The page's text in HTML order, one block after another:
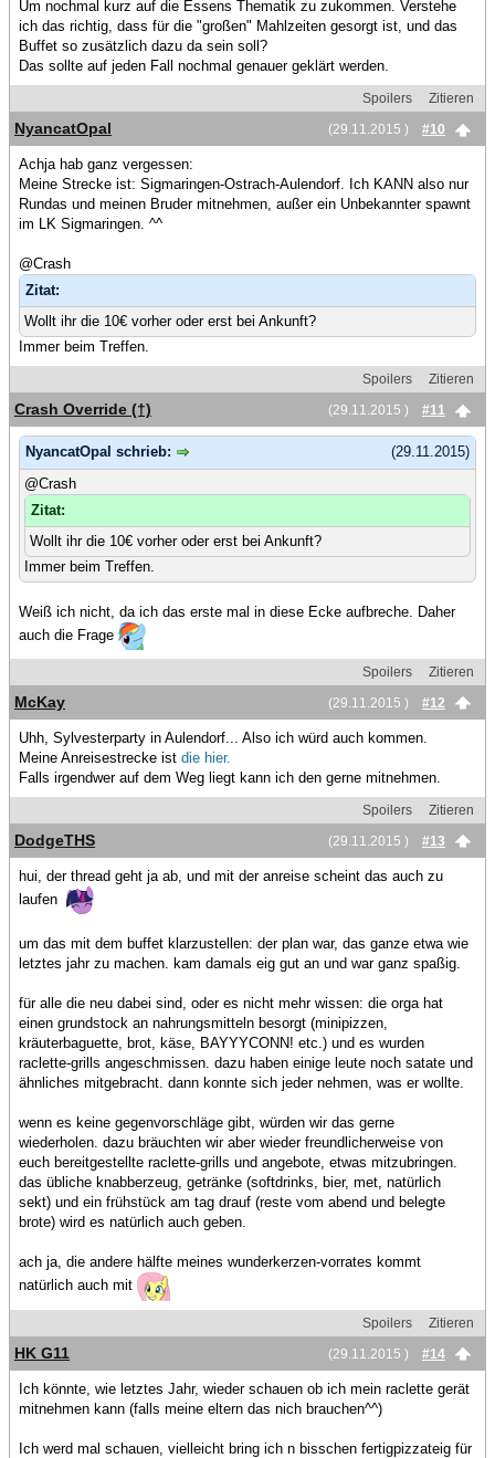
Um nochmal kurz auf die Essens Thematik zu zukommen. Verstehe
ich das richtig, dass für die "großen" Mahlzeiten gesorgt ist, und das
Buffet so zusätzlich dazu da sein soll?
Das sollte auf jeden Fall nochmal genauer geklärt werden.
Spoilers
Zitieren
(29.11.2015 )
#10
NyancatOpal
Achja hab ganz vergessen:
Meine Strecke ist: Sigmaringen-Ostrach-Aulendorf. Ich KANN also nur
Rundas und meinen Bruder mitnehmen, außer ein Unbekannter spawnt
im LK Sigmaringen. ^^
@Crash
Zitat:
Wollt ihr die 10€ vorher oder erst bei Ankunft?
Immer beim Treffen.
Spoilers
Zitieren
(29.11.2015 )
#11
Crash Override (†)
(29.11.2015)
NyancatOpal schrieb:
@Crash
Zitat:
Wollt ihr die 10€ vorher oder erst bei Ankunft?
Immer beim Treffen.
Weiß ich nicht, da ich das erste mal in diese Ecke aufbreche. Daher
auch die Frage
Spoilers
Zitieren
(29.11.2015 )
#12
McKay
Uhh, Sylvesterparty in Aulendorf... Also ich würd auch kommen.
Meine Anreisestrecke ist die hier.
Falls irgendwer auf dem Weg liegt kann ich den gerne mitnehmen.
Spoilers
Zitieren
(29.11.2015 )
#13
DodgeTHS
hui, der thread geht ja ab, und mit der anreise scheint das auch zu
laufen
um das mit dem buffet klarzustellen: der plan war, das ganze etwa wie
letztes jahr zu machen. kam damals eig gut an und war ganz spaßig.
für alle die neu dabei sind, oder es nicht mehr wissen: die orga hat
einen grundstock an nahrungsmitteln besorgt (minipizzen,
kräuterbaguette, brot, käse, BAYYYCONN! etc.) und es wurden
raclette-grills angeschmissen. dazu haben einige leute noch satate und
ähnliches mitgebracht. dann konnte sich jeder nehmen, was er wollte.
wenn es keine gegenvorschläge gibt, würden wir das gerne
wiederholen. dazu bräuchten wir aber wieder freundlicherweise von
euch bereitgestellte raclette-grills und angebote, etwas mitzubringen.
das übliche knabberzeug, getränke (softdrinks, bier, met, natürlich
sekt) und ein frühstück am tag drauf (reste vom abend und belegte
brote) wird es natürlich auch geben.
ach ja, die andere hälfte meines wunderkerzen-vorrates kommt
natürlich auch mit
Spoilers
Zitieren
(29.11.2015 )
#14
HK G11
Ich könnte, wie letztes Jahr, wieder schauen ob ich mein raclette gerät
mitnehmen kann (falls meine eltern das nich brauchen^^)
Ich werd mal schauen, vielleicht bring ich n bisschen fertigpizzateig für